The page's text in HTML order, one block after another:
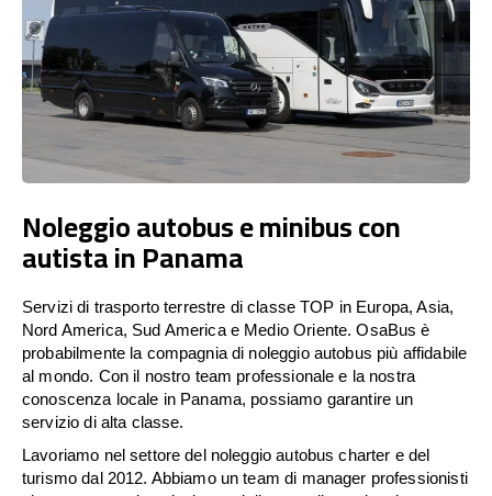
Noleggio autobus e minibus con
autista in Panama
Servizi di trasporto terrestre di classe TOP in Europa, Asia,
Nord America, Sud America e Medio Oriente. OsaBus è
probabilmente la compagnia di noleggio autobus più affidabile
al mondo. Con il nostro team professionale e la nostra
conoscenza locale in Panama, possiamo garantire un
servizio di alta classe.
Lavoriamo nel settore del noleggio autobus charter e del
turismo dal 2012. Abbiamo un team di manager professionisti